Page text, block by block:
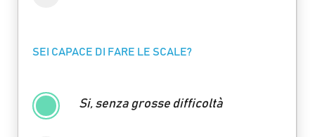
SEI CAPACE DI FARE LE SCALE?
Si, senza grosse difficoltà